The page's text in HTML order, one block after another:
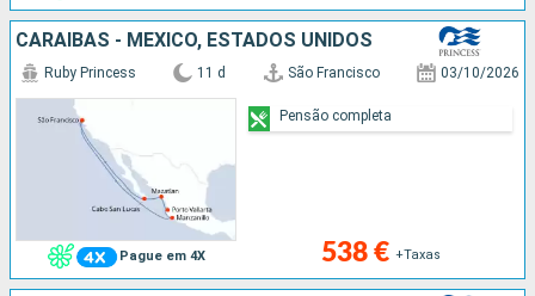
CARAIBAS - MEXICO, ESTADOS UNIDOS
Pague em 4X
Ruby Princess 11 d São Francisco 03/10/2026
538 € +Taxas
Pensão completa